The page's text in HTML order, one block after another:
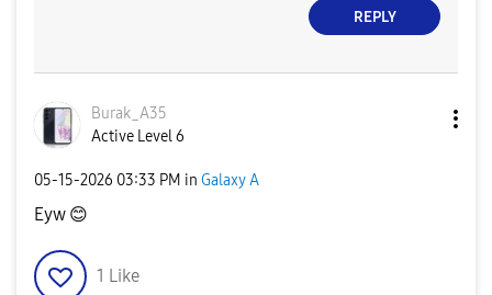
REPLY
Burak_A35
Active Level 6
‎05-15-2026 03:33 PM in Galaxy A
Eyw 😊
1 Like